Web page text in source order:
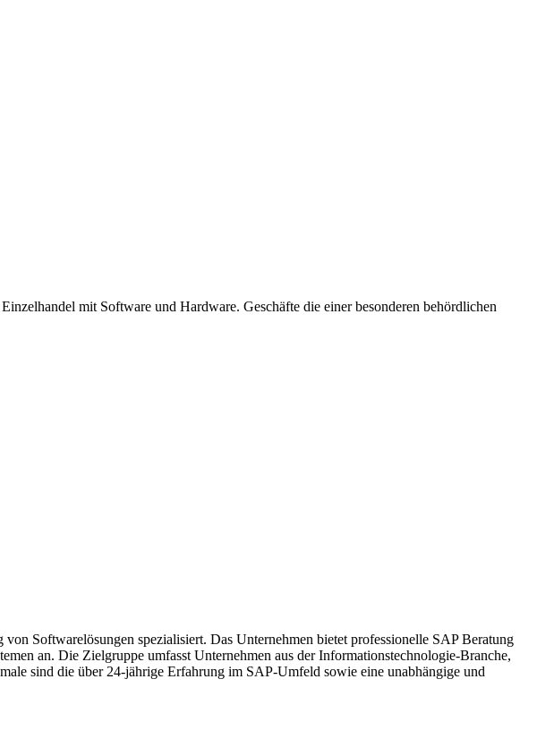
mit Software und Hardware. Geschäfte die einer besonderen behördlichen
Softwarelösungen spezialisiert. Das Unternehmen bietet professionelle SAP Beratung
an. Die Zielgruppe umfasst Unternehmen aus der Informationstechnologie-Branche,
sind die über 24-jährige Erfahrung im SAP-Umfeld sowie eine unabhängige und